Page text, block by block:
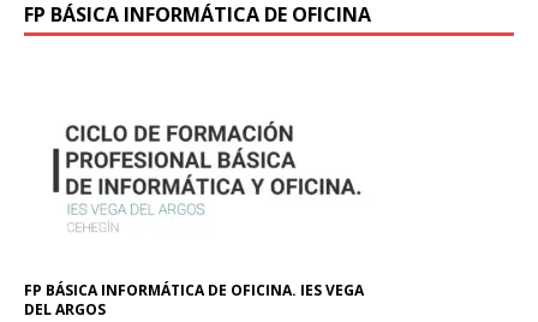
FP BÁSICA INFORMÁTICA DE OFICINA
FP BÁSICA INFORMÁTICA DE OFICINA. IES VEGA
DEL ARGOS